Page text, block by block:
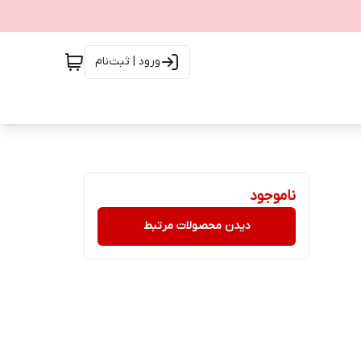
ورود | ثبت‌نام
ناموجود
دیدن محصولات مرتبط